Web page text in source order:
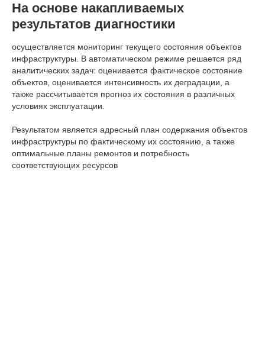
На основе накапливаемых
результатов диагностики
осуществляется мониторинг текущего состояния объектов
инфраструктуры. В автоматическом режиме решается ряд
аналитических задач: оценивается фактическое состояние
объектов, оценивается интенсивность их деградации, а
также рассчитывается прогноз их состояния в различных
условиях эксплуатации.
Результатом является адресный план содержания объектов
инфраструктуры по фактическому их состоянию, а также
оптимальные планы ремонтов и потребность
соответствующих ресурсов